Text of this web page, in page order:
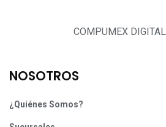
COMPUMEX DIGITAL
NOSOTROS
¿Quiénes Somos?